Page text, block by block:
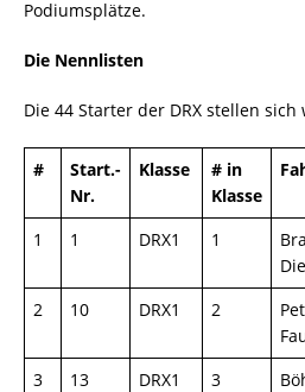
Podiumsplätze.
Die Nennlisten
Die 44 Starter der DRX stellen
#
Start.-
Nr.
Klasse
# in
Klasse
1 1 DRX1 1
2
10 DRX1 2
3 13 DRX1 3